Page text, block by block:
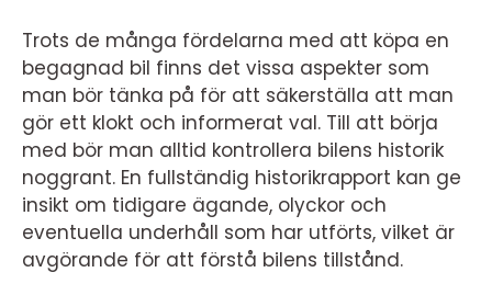
Trots de många fördelarna med att köpa en
begagnad bil finns det vissa aspekter som
man bör tänka på för att säkerställa att man
gör ett klokt och informerat val. Till att börja
med bör man alltid kontrollera bilens historik
noggrant. En fullständig historikrapport kan ge
insikt om tidigare ägande, olyckor och
eventuella underhåll som har utförts, vilket är
avgörande för att förstå bilens tillstånd.